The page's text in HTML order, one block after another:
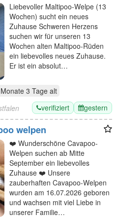
Liebevoller Maltipoo-Welpe (13
Wochen) sucht ein neues
Zuhause Schweren Herzens
suchen wir für unseren 13
Wochen alten Maltipoo-Rüden
ein liebevolles neues Zuhause.
Er ist ein absolut…
3 Tage alt
verifiziert gestern
welpen
❤️ Wunderschöne Cavapoo-
Welpen suchen ab Mitte
September ein liebevolles
Zuhause ❤️ Unsere
zauberhaften Cavapoo-Welpen
wurden am 16.07.2026 geboren
und wachsen mit viel Liebe in
unserer Familie…